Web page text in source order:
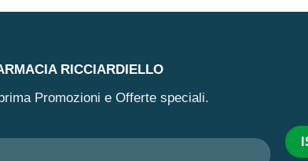
RICCIARDIELLO
Promozioni e Offerte speciali.